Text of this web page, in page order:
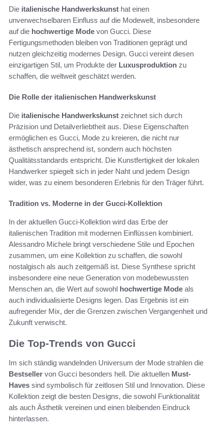
Die italienische Handwerkskunst hat einen
unverwechselbaren Einfluss auf die Modewelt, insbesondere
auf die hochwertige Mode von Gucci. Diese
Fertigungsmethoden bleiben von Traditionen geprägt und
nutzen gleichzeitig modernes Design. Gucci vereint diesen
einzigartigen Stil, um Produkte der Luxusproduktion zu
schaffen, die weltweit geschätzt werden.
Die Rolle der italienischen Handwerkskunst
Die italienische Handwerkskunst zeichnet sich durch
Präzision und Detailverliebtheit aus. Diese Eigenschaften
ermöglichen es Gucci, Mode zu kreieren, die nicht nur
ästhetisch ansprechend ist, sondern auch höchsten
Qualitätsstandards entspricht. Die Kunstfertigkeit der lokalen
Handwerker spiegelt sich in jeder Naht und jedem Design
wider, was zu einem besonderen Erlebnis für den Träger führt.
Tradition vs. Moderne in der Gucci-Kollektion
In der aktuellen Gucci-Kollektion wird das Erbe der
italienischen Tradition mit modernen Einflüssen kombiniert.
Alessandro Michele bringt verschiedene Stile und Epochen
zusammen, um eine Kollektion zu schaffen, die sowohl
nostalgisch als auch zeitgemäß ist. Diese Synthese spricht
insbesondere eine neue Generation von modebewussten
Menschen an, die Wert auf sowohl hochwertige Mode als
auch individualisierte Designs legen. Das Ergebnis ist ein
aufregender Mix, der die Grenzen zwischen Vergangenheit und
Zukunft verwischt.
Die Top-Trends von Gucci
Im sich ständig wandelnden Universum der Mode strahlen die
Bestseller von Gucci besonders hell. Die aktuellen Must-
Haves sind symbolisch für zeitlosen Stil und Innovation. Diese
Kollektion zeigt die besten Designs, die sowohl Funktionalität
als auch Ästhetik vereinen und einen bleibenden Eindruck
hinterlassen.